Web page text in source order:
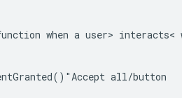
when a user> interacts<
all/button